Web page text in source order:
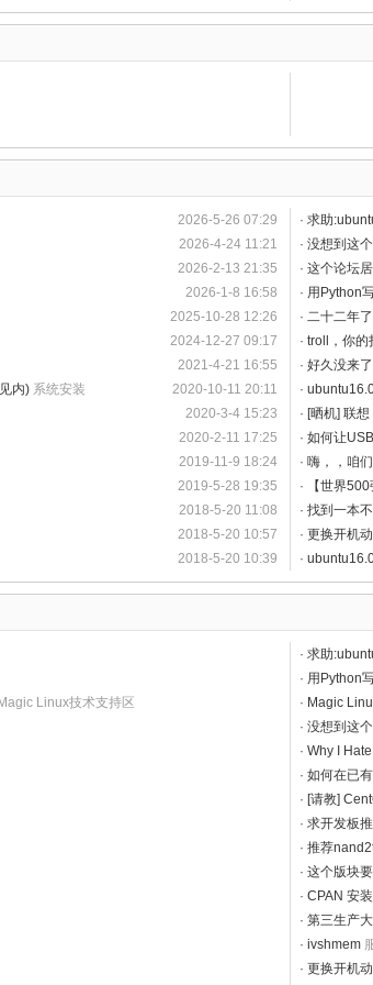
2026-5-26 07:29 · 求助
2026-4-24 11:21
· 没想到这
2026-2-13 21:35
· 这个论坛
2026-1-8 16:58
· 用Python
2025-10-28 12:26
· 二十二年了
2024-12-27 09:17
· troll，你的
2021-4-21 16:55
· 好久没来
2020-10-11 20:11
内) 系统安装 ·
2020-3-4 15:23
· [晒机] 联
2020-2-11 17:25
· 如何让
2019-11-9 18:24
· 嗨，，咱
2019-5-28 19:35
· 【世界
2018-5-20 11:08
· 找到一本
2018-5-20 10:57
· 更换开机
2018-5-20 10:39
·
· 求助
· 用Python
Magic Linux技术支持区 · Magic
· 没想到这
· Why I
· 如何在已
· [请教]
· 求开发板
· 推荐
· 这个版块
· CPAN 安
· 第三生产
· ivshmem
· 更换开机